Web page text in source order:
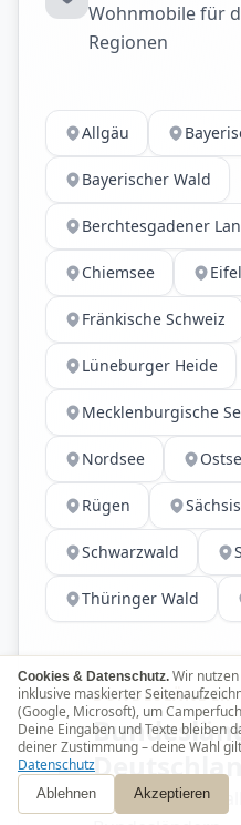
Wohnmobile für
Regionen
Allgäu
Bayerischer Wald
Berchtesgadener
Chiemsee Eifel
Fränkische Schweiz
Lüneburger Heide
Mecklenburgische
Nordsee
Rügen
Schwarzwald
Thüringer Wald
BUNDESLÄNDER
Deutschland
Wohnmobile in
Cookies & Datenschutz. Wir
inklusive maskierter
(Google, Microsoft), um
Deine Eingaben und Texte bleiben
deiner Zustimmung – deine Wahl
Datenschutz
Ablehnen Akzeptieren